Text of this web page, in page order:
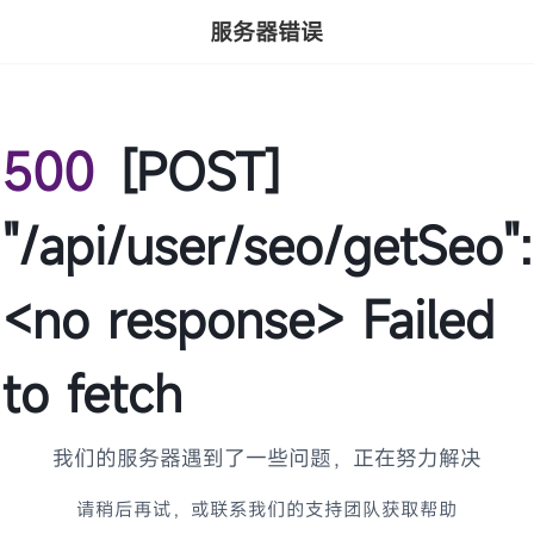
服务器错误
500 [POST]
"/api/user/seo/getSeo":
<no response> Failed
to fetch
我们的服务器遇到了一些问题，正在努力解决
请稍后再试，或联系我们的支持团队获取帮助